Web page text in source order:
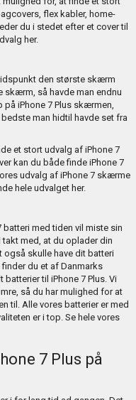
flex kabler, home-
du i stedet efter et cover til
her.
den største skærm
skærm, så havde man endnu
iPhone 7 Plus skærmen,
man hidtil havde set fra
et stort udvalg af iPhone 7
kan du både finde iPhone 7
udvalg af iPhone 7 skærme
hele udvalget her.
med tiden vil miste sin
takt med, at du oplader din
skulle have dit batteri
du et af Danmarks
til iPhone 7 Plus. Vi
så du har mulighed for at
til. Alle vores batterier er med
er i top. Se hele vores
7 Plus på